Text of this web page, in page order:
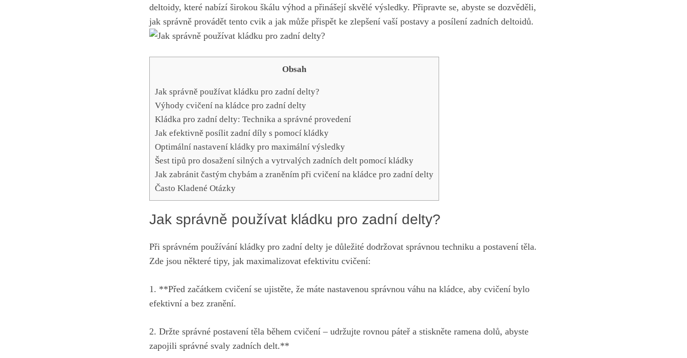
deltoidy, které nabízí širokou škálu výhod a přinášejí skvělé výsledky. Připravte se, abyste se dozvěděli,
jak správně provádět tento cvik a jak může přispět ke zlepšení vaší postavy a posílení zadních deltoidů.
Obsah
Jak správně používat kládku pro zadní delty?
Výhody cvičení na kládce pro zadní delty
Kládka pro zadní delty: Technika a správné provedení
Jak efektivně posílit zadní díly s pomocí kládky
Optimální nastavení kládky pro maximální výsledky
Šest tipů pro dosažení silných a vytrvalých zadních delt pomocí kládky
Jak zabránit častým chybám a zraněním při cvičení na kládce pro zadní delty
Často Kladené Otázky
Jak správně používat kládku pro zadní delty?
Při správném používání kládky pro zadní delty je důležité dodržovat správnou techniku a postavení těla.
Zde jsou některé tipy, jak maximalizovat efektivitu cvičení:
1. **Před začátkem cvičení se ujistěte, že máte nastavenou správnou váhu na kládce, aby cvičení bylo
efektivní a bez zranění.
2. Držte správné postavení těla během cvičení – udržujte rovnou páteř a stiskněte ramena dolů, abyste
zapojili správné svaly zadních delt.**